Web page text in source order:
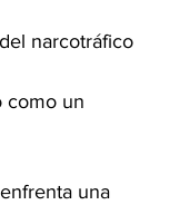
narcotráfico
como un
enfrenta una